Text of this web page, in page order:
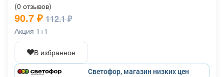
Афиша
Товары Поздравления Погода
(0 отзывов)
90.7 ₽ 112.1 ₽
Акция 1+1
В избранное
Светофор, магазин низких цен